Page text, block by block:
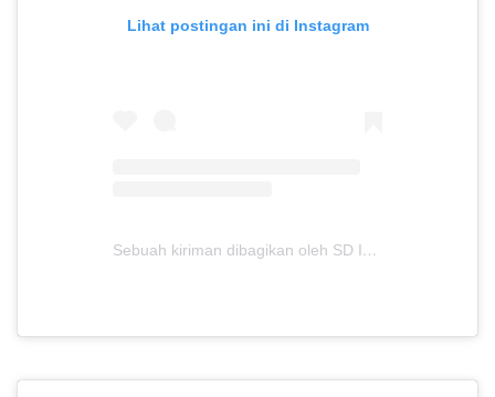
Lihat postingan ini di Instagram
Sebuah kiriman dibagikan oleh SD Islam Anugerah Insani (@sdianugerahinsaniofficial)